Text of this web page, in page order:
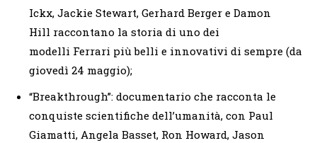
Ickx, Jackie Stewart, Gerhard Berger e Damon
Hill raccontano la storia di uno dei
modelli Ferrari più belli e innovativi di sempre (da
giovedì 24 maggio);
“Breakthrough”: documentario che racconta le
conquiste scientifiche dell’umanità, con Paul
Giamatti, Angela Basset, Ron Howard, Jason